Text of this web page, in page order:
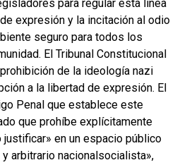
para regular esta línea
expresión y la incitación al odio
seguro para todos los
El Tribunal Constitucional
de la ideología nazi
a la libertad de expresión. El
Penal que establece este
que prohíbe explícitamente
justificar» en un espacio público
arbitrario nacionalsocialista»,